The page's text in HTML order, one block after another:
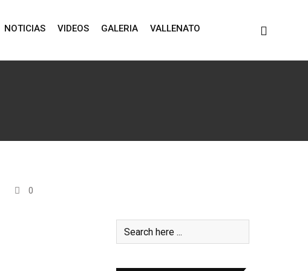
NOTICIAS VIDEOS GALERIA VALLENATO
0